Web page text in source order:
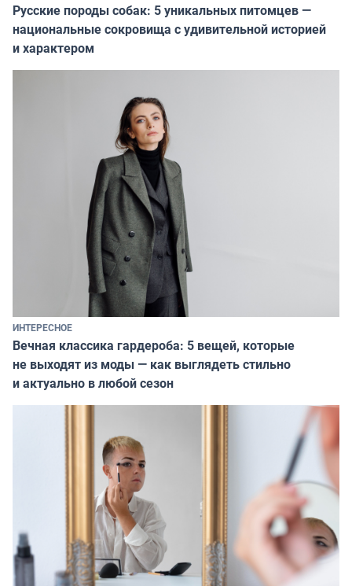
Русские породы собак: 5 уникальных питомцев —
национальные сокровища с удивительной историей
и характером
ИНТЕРЕСНОЕ
Вечная классика гардероба: 5 вещей, которые
не выходят из моды — как выглядеть стильно
и актуально в любой сезон